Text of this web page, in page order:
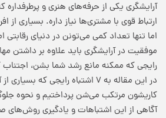
آرایشگری یکی از حرفه‌های هنری و پرطرفداره
ارتباط قوی با مشتری‌ها نیاز داره. بسیاری از
اما تنها تعداد کمی می‌تونن در دنیای رقابتی
موفقیت در آرایشگری باید علاوه بر داشتن
رایجی که ممکنه مانع رشد شما بشن، اجتناب
در این مقاله به ۷ اشتباه رایجی که
کاریشون مرتکب می‌شن پرداختیم و نحوه
آگاهی از این اشتباهات و یادگیری روش‌های